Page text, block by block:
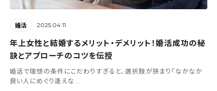
婚活 2025.04.11
年上女性と結婚するメリット・デメリット！婚活成功の秘
訣とアプローチのコツを伝授
婚活で理想の条件にこだわりすぎると、選択肢が狭まり「なかなか
良い人にめぐり逢えな...